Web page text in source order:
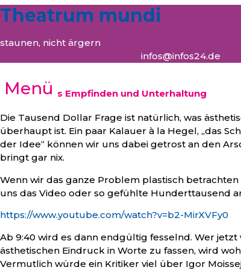
Theatrum mundi
staunen, nicht ärgern
infos@infos24.de
Menü
ästhetisches Empfinden und Unterhaltung
Die Tausend Dollar Frage ist natürlich, was
überhaupt ist. Ein paar Kalauer à la Hegel, „das
der Idee“ können wir uns dabei getrost an den
bringt gar nix.
Wenn wir das ganze Problem plastisch
uns das Video oder so gefühlte Hunderttausend
https://www.youtube.com/watch?v=b2-MirXVFy0
Ab 9:40 wird es dann endgültig fesselnd. Wer jetzt
ästhetischen Eindruck in Worte zu fassen, wird
Vermutlich würde ein Kritiker viel über Igor